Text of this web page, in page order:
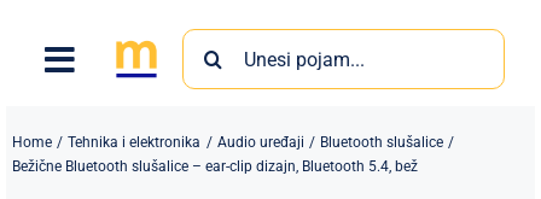
content
Search
for:
Home Tehnika i elektronika Audio uređaji
Bluetooth slušalice
Bežične Bluetooth slušalice – ear-clip dizajn, Bluetooth 5.4, bež